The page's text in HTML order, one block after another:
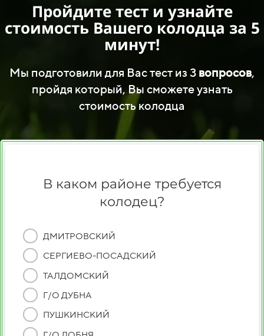
Пройдите тест и узнайте
стоимость Вашего колодца за 5
минут!
Мы подготовили для Вас тест из 3 вопросов,
пройдя который, Вы сможете узнать
стоимость колодца
В каком районе требуется
колодец?
ДМИТРОВСКИЙ
СЕРГИЕВО-ПОСАДСКИЙ
ТАЛДОМСКИЙ
Г/О ДУБНА
ПУШКИНСКИЙ